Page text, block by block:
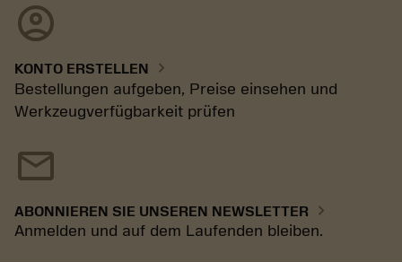
account_circle
KONTO ERSTELLEN chevron_right
Bestellungen aufgeben, Preise einsehen und
Werkzeugverfügbarkeit prüfen
mail
ABONNIEREN SIE UNSEREN NEWSLETTER chevron_right
Anmelden und auf dem Laufenden bleiben.